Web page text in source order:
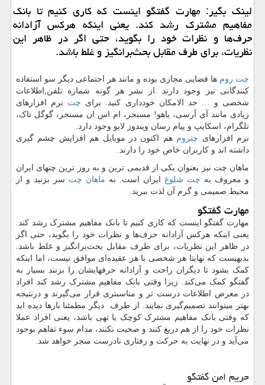
لینك بگیر: مهارت گفتگو اینست كه كاری كنیم تا بانك
مفاهیم مشترك رشد كند. یعنی اینكه هركس آزادانه
حرف‌ها و نظرات خود را بگوید، حتی اگر در ظاهر این
نظریات، برای طرف مقابل بحث‌برانگیز و غلط باشد.
چت روم ها فضایی مجازی بوده و مانند هر اجتماعی دیگر سو استفاده
کنندگانی نیز وجود دارند .از نشر هر گونه شماره تلفن,اطلاعات
شخصی و … حد الامکان خودداری کنید. برای چت نرم افزارهای
زیادی مانند آی آرسی، یاهو! مسنجر، ام اس ان مسنجر، گوگل تاک،
تلگرام، اسکایپ و پیام رسان ویندوز لایو وجود دارد.
نرم افزارهای چتروم هم اکنون در موبایل هم افزایش چشم گیری
داشته اند و کاربران خاص خود را دارند.
ماهان چت نیز بعنوان یکی از قدیمی ترین و به روز ترین چتهای ایران
و معروف به چت شلوغ ایران است. به ماهان چت سر بزنید و از
محیط صمیمی و گرم آن لذت ببرید.
مهارت گفتگو
مهارت گفتگو اینست که کاری کنیم تا بانک مفاهیم مشترک رشد کند.
یعنی اینکه هرکس آزادانه حرف‌ها و نظرات خود را بگوید، حتی اگر
در ظاهر این نظریات، برای طرف مقابل بحث‌برانگیز و غلط باشد.
بدیهیست که نهایتا هر شخصی با هر عقیده‌ای موافق نیست، اما اینکه
کمک بشود تا دیگران راحت و آزادانه حرفهایشان را بزنند بسیار به
گفتگو کمک می‌کند. زیرا وقتی بانک مفاهیم مشترک رشد کند افراد
در معرض اطلاعات درست تر و مناسبتری قرار می‌گیرند و درنتیجه
بهتر میتوانند تصمیم‌گیری نمایند. از طرف دیگر مطمئنا بارها دیده اید
که وقتی بانک مفاهیم مشترک کوچک یا تهی باشد، یعنی افراد عملا
نظرات خود را از هم دریغ کنند و صحبت نکنند، مدام سوء تفاهم بوجود
می‌آید و در نهایت به حرکت و رفتاری نادرست منجر خواهد شد.
حریم امن گفتگو